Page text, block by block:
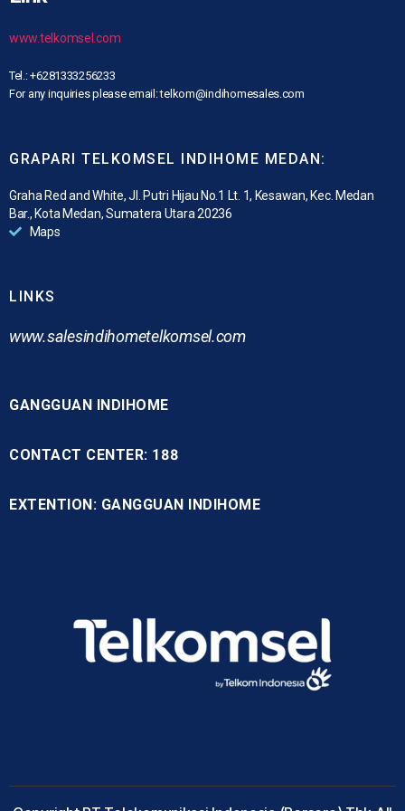
www.telkomsel.com
Tel.: +6281333256233
For any inquiries please email: telkom@indihomesales.com
GRAPARI TELKOMSEL INDIHOME MEDAN:
Graha Red and White, Jl. Putri Hijau No.1 Lt. 1, Kesawan, Kec. Medan
Bar., Kota Medan, Sumatera Utara 20236
Maps
LINKS
www.salesindihometelkomsel.com
GANGGUAN INDIHOME
CONTACT CENTER: 188
EXTENTION: GANGGUAN INDIHOME